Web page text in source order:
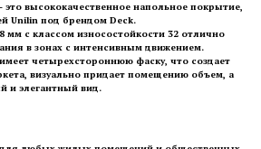
это высококачественное напольное покрытие,
Unilin под брендом Deck.
мм с классом износостойкости 32 отлично
в зонах с интенсивным движением.
четырехстороннюю фаску, что создает
визуально придает помещению объем, а
и элегантный вид.